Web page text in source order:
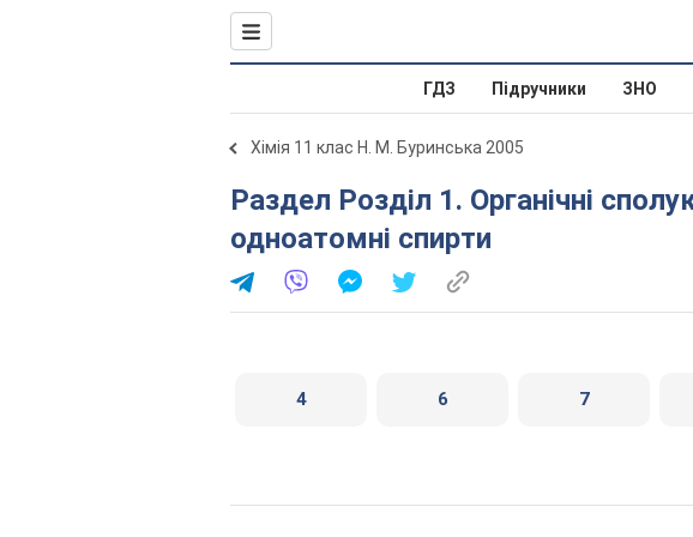
ГДЗ Підручники ЗНО
Хімія 11 клас Н. М. Буринська 2005
Раздел Розділ 1. Органічні сполуки. § 1. Насичені
одноатомні спирти
4 6 7